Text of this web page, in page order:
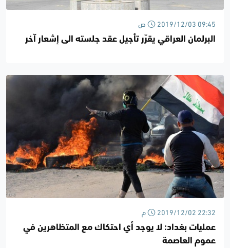
2019/12/03 09:45 ص
البرلمان العراقي يقرّر تأجيل عقد جلسته الى إشعار آخر
2019/12/02 22:32 م
عمليات بغداد: لا يوجد أي احتكاك مع المتظاهرين في
عموم العاصمة